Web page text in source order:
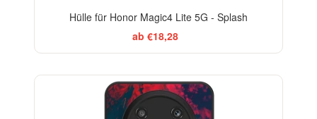
Hülle für Honor Magic4 Lite 5G - Splash
ab €18,28